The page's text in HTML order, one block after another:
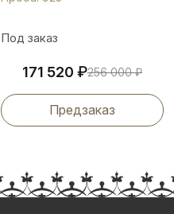
Под заказ
171 520 ₽256 000₽
Предзаказ